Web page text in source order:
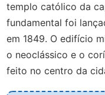
templo católico da
fundamental foi
em 1849. O edifício
o neoclássico e o
feito no centro da